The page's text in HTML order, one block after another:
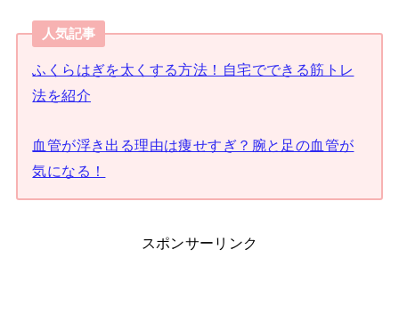
人気記事
ふくらはぎを太くする方法！自宅でできる筋トレ
法を紹介
血管が浮き出る理由は痩せすぎ？腕と足の血管が
気になる！
スポンサーリンク